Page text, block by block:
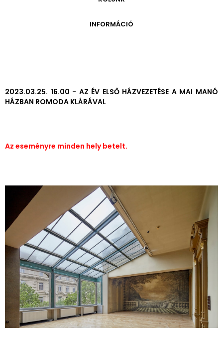
PÉCSI JÓZSEF - A NÉVADÓ
ARCHÍVUM 2014-2018
INFORMÁCIÓ
MEGKÖZELÍTÉS
ÜVEGZSEB
2023.03.25. 16.00 - AZ ÉV ELSŐ HÁZVEZETÉSE A MAI MANÓ
HÁZBAN ROMODA KLÁRÁVAL
Az eseményre minden hely betelt.